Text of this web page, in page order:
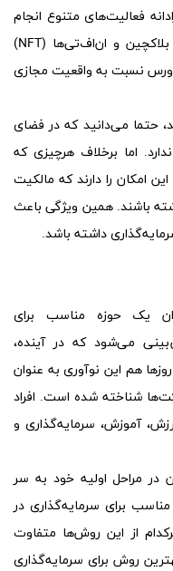
فعالیت‌های متنوع انجام
دهند. این دنیای مجازی بر پایه فناوری بلاکچین و ان‌اف‌تی‌ها (NFT)
نسبت به واقعیت مجازی
حتما می‌دانید که در فضای
اما برخلاف هرچیزی که
امکان را دارند که مالکیت
داشته باشند. همین ویژگی باعث
داشته باشد.
یک حوزه مناسب برای
می‌شود که در آینده،
هم این نوآوری به عنوان
شناخته شده است. افراد
آموزش، سرمایه‌گذاری و
در مراحل اولیه خود به سر
برای سرمایه‌گذاری در
از این روش‌ها متفاوت
روش برای سرمایه‌گذاری